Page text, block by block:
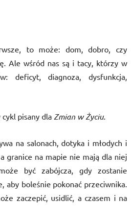
to może: dom, dobro, czy
Ale wśród nas są i tacy, którzy w
deficyt, diagnoza, dysfunkcja,
pisany dla Zmian w Życiu.
na salonach, dotyka i młodych i
granice na mapie nie mają dla niej
być zabójcza, gdy zostanie
aby boleśnie pokonać przeciwnika.
zaczepić, usidlić, a czasem i na